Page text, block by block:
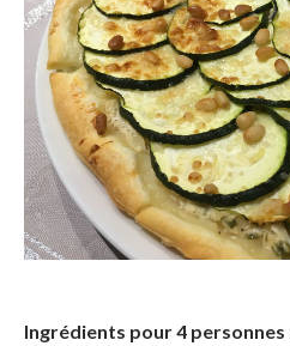
Ingrédients pour 4 personnes